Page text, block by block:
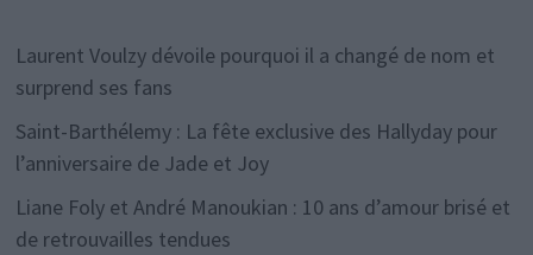
Laurent Voulzy dévoile pourquoi il a changé de nom et
surprend ses fans
Saint-Barthélemy : La fête exclusive des Hallyday pour
l’anniversaire de Jade et Joy
Liane Foly et André Manoukian : 10 ans d’amour brisé et
de retrouvailles tendues